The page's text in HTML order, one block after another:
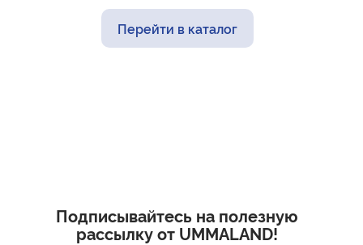
ummalandkzn@gmail.com
По вопросам сотрудничества
Перейти в каталог
Подписывайтесь на полезную
рассылку от UMMALAND!